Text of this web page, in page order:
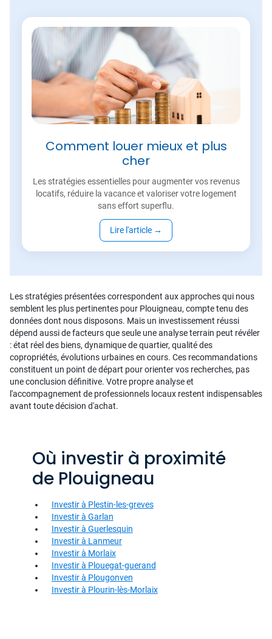
Comment louer mieux et plus
cher
Les stratégies essentielles pour augmenter vos revenus
locatifs, réduire la vacance et valoriser votre logement
sans effort superflu.
Lire l'article →
Les stratégies présentées correspondent aux approches qui nous
semblent les plus pertinentes pour Plouigneau, compte tenu des
données dont nous disposons. Mais un investissement réussi
dépend aussi de facteurs que seule une analyse terrain peut révéler
: état réel des biens, dynamique de quartier, qualité des
copropriétés, évolutions urbaines en cours. Ces recommandations
constituent un point de départ pour orienter vos recherches, pas
une conclusion définitive. Votre propre analyse et
l'accompagnement de professionnels locaux restent indispensables
avant toute décision d'achat.
Où investir à proximité
de Plouigneau
Investir à Plestin-les-greves
Investir à Garlan
Investir à Guerlesquin
Investir à Lanmeur
Investir à Morlaix
Investir à Plouegat-guerand
Investir à Plougonven
Investir à Plourin-lès-Morlaix